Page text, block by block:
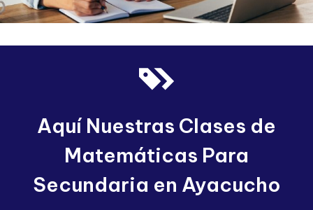
Aquí Nuestras Clases de
Matemáticas Para
Secundaria en Ayacucho